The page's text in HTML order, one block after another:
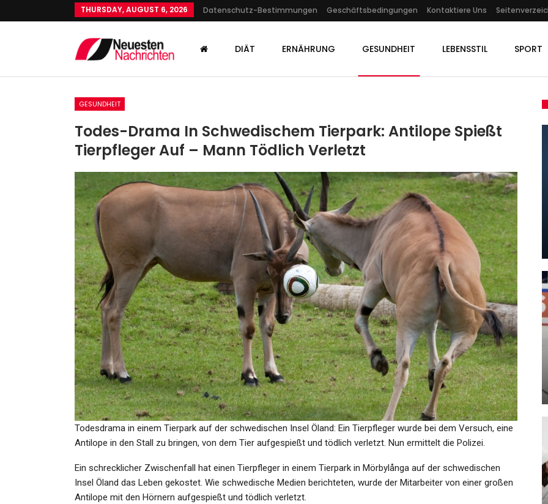
THURSDAY, AUGUST 6, 2026 Datenschutz-Bestimmungen Geschäftsbedingungen Kontaktiere Uns
DIÄT ERNÄHRUNG GESUNDHEIT LEBENSSTIL SPORT
GESUNDHEIT
Todes-Drama In Schwedischem Tierpark: Antilope Spießt
Tierpfleger Auf – Mann Tödlich Verletzt
Todesdrama in einem Tierpark auf der schwedischen Insel Öland: Ein Tierpfleger wurde bei dem Versuch, eine
Antilope in den Stall zu bringen, von dem Tier aufgespießt und tödlich verletzt. Nun ermittelt die Polizei.
Ein schrecklicher Zwischenfall hat einen Tierpfleger in einem Tierpark in Mörbylånga auf der schwedischen
Insel Öland das Leben gekostet. Wie schwedische Medien berichteten, wurde der Mitarbeiter von einer großen
Antilope mit den Hörnern aufgespießt und tödlich verletzt.
GESUNDHEIT
Tag Der Deutschen Einheit,
03.10.2022: TV-Übertragung,…
Oct 2, 2022
GESUNDHEIT
Oktoberfest 2025: “Ganz
Fremde Kultur” –…
Admin Sep 23, 2025
SPORT
„Bisschen Sonnen, Bisschen
Vögel Sind Drohnen: David
Schalkos ARD-Miniserie
„Warum…
Admin Jun 16, 2025
KULTUR
Deutscher Sachbuchpreis Für
Konstantin Richter: Auch Die…
Admin Jun 9, 2026
Wetter Ennepe-Ruhr-Kreis